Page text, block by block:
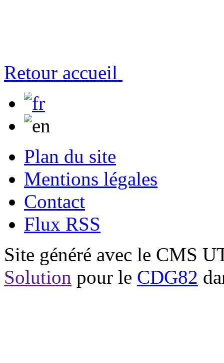
Retour accueil
Plan du site
Mentions légales
Contact
Flux RSS
Site généré avec le CMS
Solution pour le CDG82